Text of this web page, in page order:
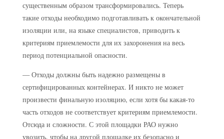
существенным образом трансформировались. Теперь
такие отходы необходимо подготавливать к окончательной
изоляции или, на языке специалистов, приводить к
критериям приемлемости для их захоронения на весь
период потенциальной опасности.
— Отходы должны быть надежно размещены в
сертифицированных контейнерах. И никто не может
произвести финальную изоляцию, если хотя бы какая-то
часть отходов не соответствует критериям приемлемости.
Отсюда и сложности. С этой площадки РАО нужно
увозить, чтобы на другой площадке их безопасно и